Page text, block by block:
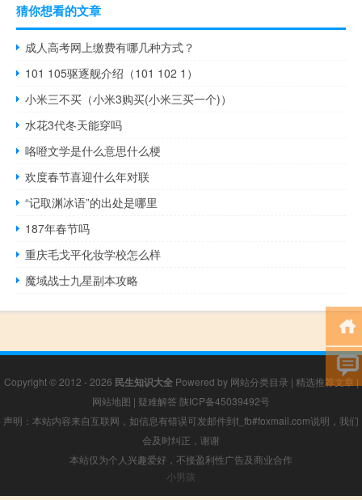
猜你想看的文章
成人高考网上缴费有哪几种方式？
101 105驱逐舰介绍（101 102 1）
小米三不买（小米3购买(小米三买一个)）
水花3代冬天能穿吗
咯噔文学是什么意思什么梗
欢度春节喜迎什么年对联
“记取渊冰语”的出处是哪里
187年春节吗
重庆毛戈平化妆学校怎么样
魔域战士九星副本攻略
Copyright © 2012 - 2026 民生知识大全Powered by 网站分类目录 | 精选推荐文章 |
网站地图 | 疑难解答 陕ICP备45039492号
声明：本站内容来自互联网，如信息有错误可发邮件到f_fb#foxmail.com说明，我们
会及时纠正，谢谢
本站仅为个人兴趣爱好，不接盈利性广告及商业合作
小男孩